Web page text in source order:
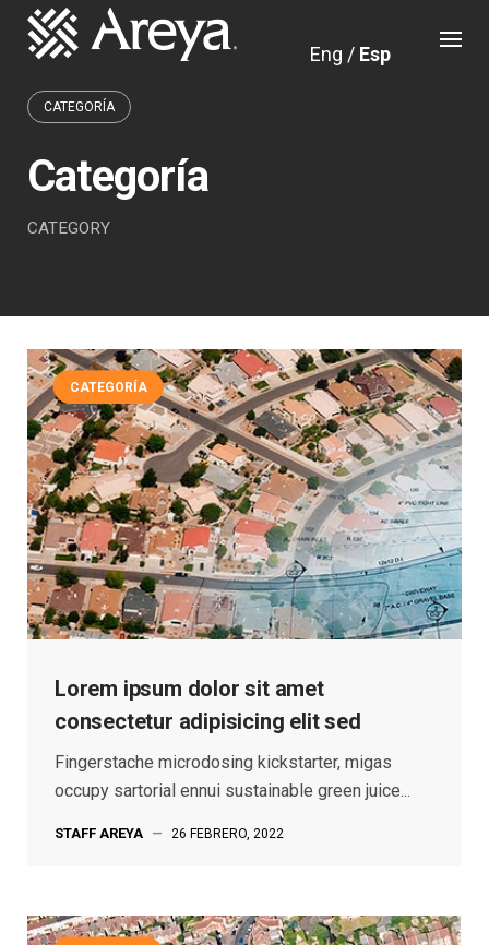
Skip
Eng / Esp
CATEGORÍA
Categoría
CATEGORY
CATEGORÍA
Lorem ipsum dolor sit amet
consectetur adipisicing elit sed
Fingerstache microdosing kickstarter, migas
occupy sartorial ennui sustainable green juice...
STAFF AREYA — 26 FEBRERO, 2022